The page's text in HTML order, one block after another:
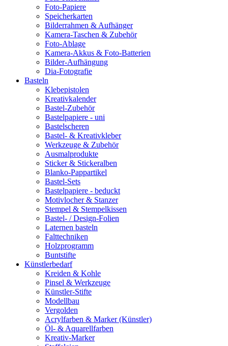
Foto-Papiere
Speicherkarten
Bilderrahmen & Aufhänger
Kamera-Taschen & Zubehör
Foto-Ablage
Kamera-Akkus & Foto-Batterien
Bilder-Aufhängung
Dia-Fotografie
Basteln
Klebepistolen
Kreativkalender
Bastel-Zubehör
Bastelpapiere - uni
Bastelscheren
Bastel- & Kreativkleber
Werkzeuge & Zubehör
Ausmalprodukte
Sticker & Stickeralben
Blanko-Pappartikel
Bastel-Sets
Bastelpapiere - beduckt
Motivlocher & Stanzer
Stempel & Stempelkissen
Bastel- / Design-Folien
Laternen basteln
Falttechniken
Holzprogramm
Buntstifte
Künstlerbedarf
Kreiden & Kohle
Pinsel & Werkzeuge
Künstler-Stifte
Modellbau
Vergolden
Acrylfarben & Marker (Künstler)
Öl- & Aquarellfarben
Kreativ-Marker